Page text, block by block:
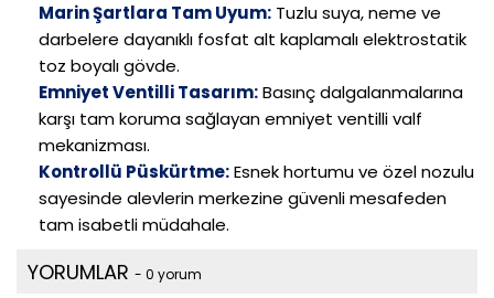
Marin Şartlara Tam Uyum: Tuzlu suya, neme ve
darbelere dayanıklı fosfat alt kaplamalı elektrostatik
toz boyalı gövde.
Emniyet Ventilli Tasarım:Basınç dalgalanmalarına
karşı tam koruma sağlayan emniyet ventilli valf
mekanizması.
Kontrollü Püskürtme:Esnek hortumu ve özel nozulu
sayesinde alevlerin merkezine güvenli mesafeden
tam isabetli müdahale.
YORUMLAR - 0 yorum